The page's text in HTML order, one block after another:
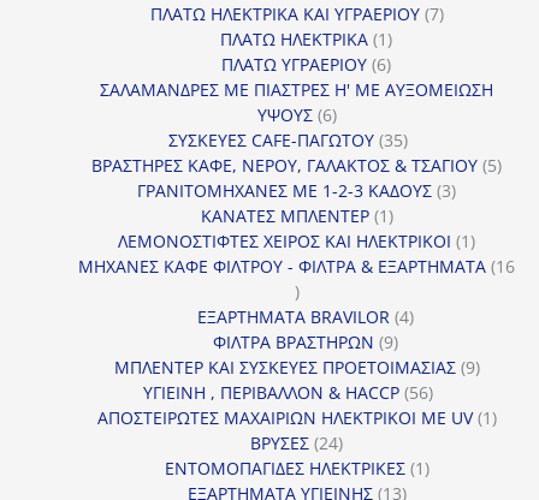
προϊόντα
ΠΛΑΤΩ ΗΛΕΚΤΡΙΚΑ ΚΑΙ ΥΓΡΑΕΡΙΟΥ 77
ΠΛΑΤΩ ΗΛΕΚΤΡΙΚΑ 11
προϊόν
ΠΛΑΤΩ ΥΓΡΑΕΡΙΟΥ 66
προϊόντα
ΣΑΛΑΜΑΝΔΡΕΣ ΜΕ ΠΙΑΣΤΡΕΣ Η' ΜΕ ΑΥΞΟΜΕΙΩΣΗ
ΥΨΟΥΣ 66
προϊόντα
ΣΥΣΚΕΥΕΣ CAFE-ΠΑΓΩΤΟΥ 3535
προϊόντα
ΒΡΑΣΤΗΡΕΣ ΚΑΦΕ, ΝΕΡΟΥ, ΓΑΛΑΚΤΟΣ & ΤΣΑΓΙΟΥ 55
ΓΡΑΝΙΤΟΜΗΧΑΝΕΣ ΜΕ 1-2-3 ΚΑΔΟΥΣ 33
ΚΑΝΑΤΕΣ ΜΠΛΕΝΤΕΡ 11
προϊόν
ΛΕΜΟΝΟΣΤΙΦΤΕΣ ΧΕΙΡΟΣ ΚΑΙ ΗΛΕΚΤΡΙΚΟΙ 11
προϊόν
ΜΗΧΑΝΕΣ ΚΑΦΕ ΦΙΛΤΡΟΥ - ΦΙΛΤΡΑ & ΕΞΑΡΤΗΜΑΤΑ 16
16
προϊόντα
ΕΞΑΡΤΗΜΑΤΑ BRAVILOR 44
ΦΙΛΤΡΑ ΒΡΑΣΤΗΡΩΝ 99
προϊόντα
ΜΠΛΕΝΤΕΡ ΚΑΙ ΣΥΣΚΕΥΕΣ ΠΡΟΕΤΟΙΜΑΣΙΑΣ 99
ΥΓΙΕΙΝΗ , ΠΕΡΙΒΑΛΛΟΝ & HACCP 5656
προϊόντα
ΑΠΟΣΤΕΙΡΩΤΕΣ ΜΑΧΑΙΡΙΩΝ ΗΛΕΚΤΡΙΚΟΙ ΜΕ UV 11
ΒΡΥΣΕΣ 2424
προϊόντα
ΕΝΤΟΜΟΠΑΓΙΔΕΣ ΗΛΕΚΤΡΙΚΕΣ 11
ΕΞΑΡΤΗΜΑΤΑ ΥΓΙΕΙΝΗΣ 1313